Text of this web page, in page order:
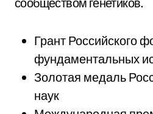
Грант Российского
фундаментальных
Золотая медаль
наук